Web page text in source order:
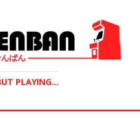
PLAYING...